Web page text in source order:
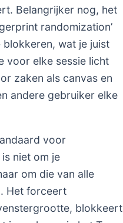
Belangrijker nog, het
randomization’
blokkeren, wat je juist
voor elke sessie licht
zaken als canvas en
andere gebruiker elke
voor
niet om je
om die van alle
Het forceert
blokkeert